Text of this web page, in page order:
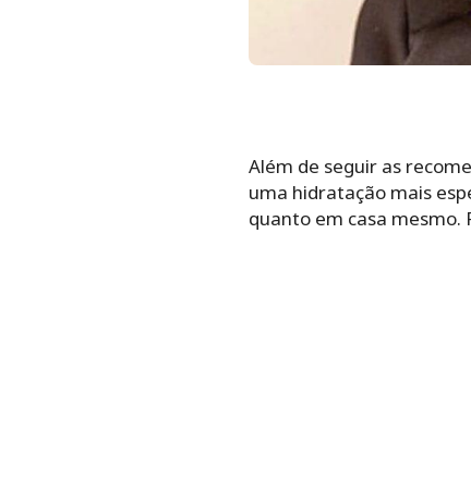
Além de seguir as
uma hidratação mais
quanto em casa